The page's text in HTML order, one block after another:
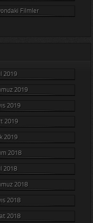
Filmler
2019
2019
2019
2019
2019
2018
2018
2018
2018
2018